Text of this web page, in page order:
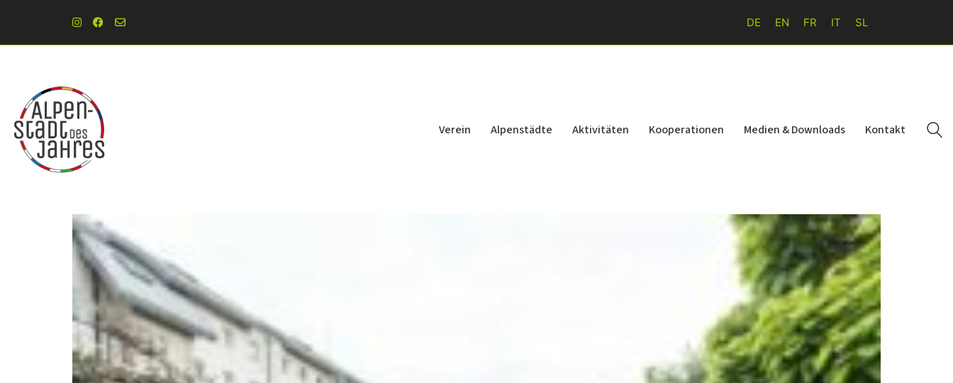
DE EN FR IT SL
Verein Alpenstädte Aktivitäten Kooperationen Medien & Downloads Kontakt